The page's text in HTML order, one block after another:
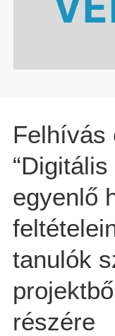
Felhívás
egyenlő
tanulók
részére